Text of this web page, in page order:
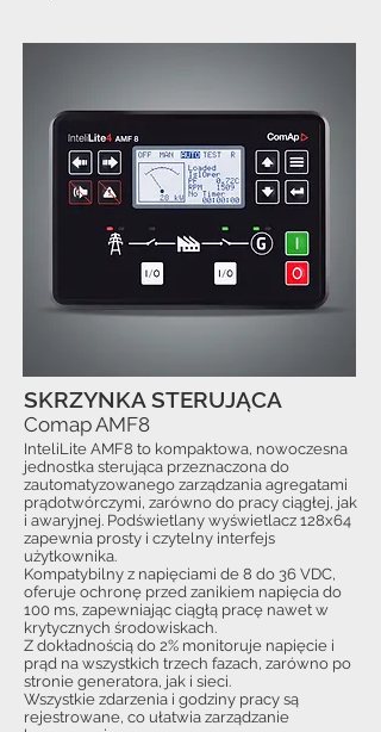
InteliLite AMF8 to kompaktowa, nowoczesna
jednostka sterująca przeznaczona do
zautomatyzowanego zarządzania agregatami
prądotwórczymi, zarówno do pracy ciągłej, jak
i awaryjnej. Podświetlany wyświetlacz 128x64
zapewnia prosty i czytelny interfejs
użytkownika.
Kompatybilny z napięciami de 8 do 36 VDC,
oferuje ochronę przed zanikiem napięcia do
100 ms, zapewniając ciągłą pracę nawet w
krytycznych środowiskach.
Z dokładnością do 2% monitoruje napięcie i
prąd na wszystkich trzech fazach, zarówno po
stronie generatora, jak i sieci.
Wszystkie zdarzenia i godziny pracy są
rejestrowane, co ułatwia zarządzanie
SKRZYNKA STERUJĄCA
Comap AMF8